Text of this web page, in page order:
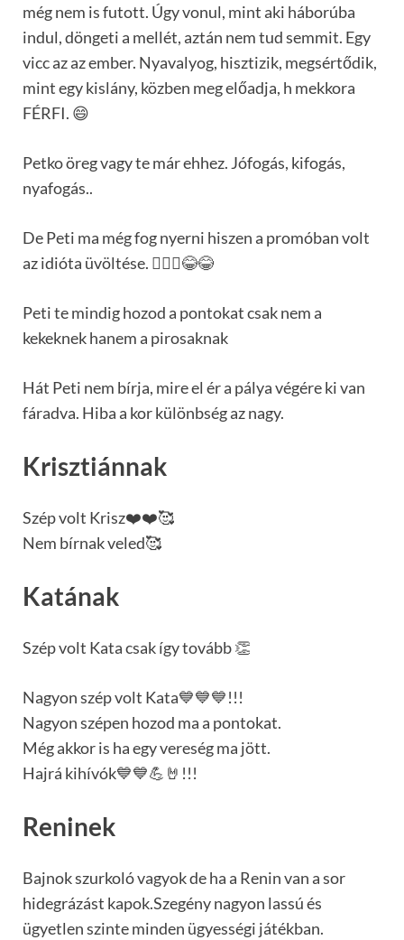
még nem is futott. Úgy vonul, mint aki háborúba
indul, döngeti a mellét, aztán nem tud semmit. Egy
vicc az az ember. Nyavalyog, hisztizik, megsértődik,
mint egy kislány, közben meg előadja, h mekkora
FÉRFI. 😄
Petko öreg vagy te már ehhez. Jófogás, kifogás,
nyafogás..
De Peti ma még fog nyerni hiszen a promóban volt
az idióta üvöltése. 🤦🏼‍♂️😂😂
Peti te mindig hozod a pontokat csak nem a
kekeknek hanem a pirosaknak
Hát Peti nem bírja, mire el ér a pálya végére ki van
fáradva. Hiba a kor különbség az nagy.
Krisztiánnak
Szép volt Krisz❤️❤️🥰
Nem bírnak veled🥰
Katának
Szép volt Kata csak így tovább 👏
Nagyon szép volt Kata💙💙💙!!!
Nagyon szépen hozod ma a pontokat.
Még akkor is ha egy vereség ma jött.
Hajrá kihívók💙💙💪🤘!!!
Reninek
Bajnok szurkoló vagyok de ha a Renin van a sor
hidegrázást kapok.Szegény nagyon lassú és
ügyetlen szinte minden ügyességi játékban.